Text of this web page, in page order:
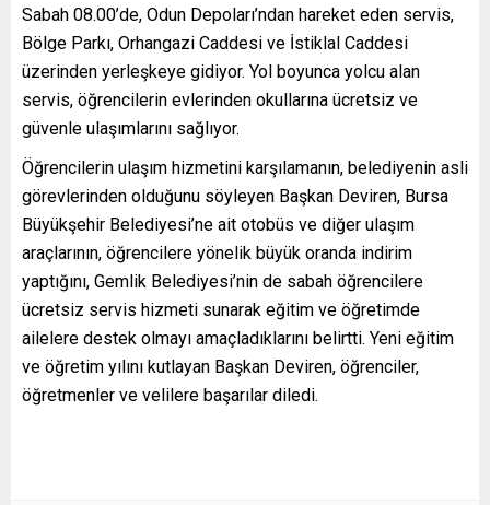
Sabah 08.00’de, Odun Depoları’ndan hareket eden servis,
Bölge Parkı, Orhangazi Caddesi ve İstiklal Caddesi
üzerinden yerleşkeye gidiyor. Yol boyunca yolcu alan
servis, öğrencilerin evlerinden okullarına ücretsiz ve
güvenle ulaşımlarını sağlıyor.
Öğrencilerin ulaşım hizmetini karşılamanın, belediyenin asli
görevlerinden olduğunu söyleyen Başkan Deviren, Bursa
Büyükşehir Belediyesi’ne ait otobüs ve diğer ulaşım
araçlarının, öğrencilere yönelik büyük oranda indirim
yaptığını, Gemlik Belediyesi’nin de sabah öğrencilere
ücretsiz servis hizmeti sunarak eğitim ve öğretimde
ailelere destek olmayı amaçladıklarını belirtti. Yeni eğitim
ve öğretim yılını kutlayan Başkan Deviren, öğrenciler,
öğretmenler ve velilere başarılar diledi.